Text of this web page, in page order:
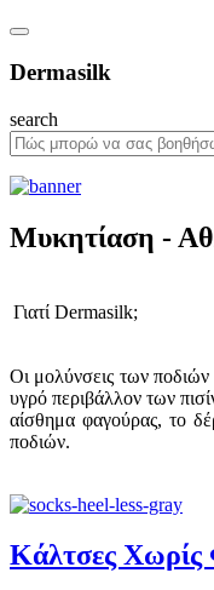
Dermasilk
search
Μυκητίαση -
Γιατί Dermasilk;
Οι μολύνσεις των ποδιών
υγρό περιβάλλον των
αίσθημα φαγούρας, το
ποδιών.
Κάλτσες Χωρίς